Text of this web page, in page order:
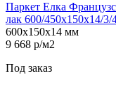
Паркет Елка
лак 600/450х150х14/3/
600х150х14 мм
9 668 р/м2
Под заказ